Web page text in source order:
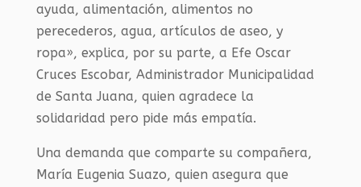
ayuda, alimentación, alimentos no
perecederos, agua, artículos de aseo, y
ropa», explica, por su parte, a Efe Oscar
Cruces Escobar, Administrador Municipalidad
de Santa Juana, quien agradece la
solidaridad pero pide más empatía.
Una demanda que comparte su compañera,
María Eugenia Suazo, quien asegura que